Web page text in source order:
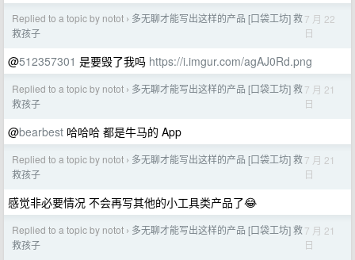
Replied to a topic by notot › 多无聊才能写出这样的产品 [口袋工坊] 救
救孩子
7 月 22
日
@512357301 是要毁了我吗 https://i.imgur.com/agAJ0Rd.png
Replied to a topic by notot › 多无聊才能写出这样的产品 [口袋工坊] 救
救孩子
7 月 21
日
@bearbest 哈哈哈 都是牛马的 App
Replied to a topic by notot › 多无聊才能写出这样的产品 [口袋工坊] 救
救孩子
7 月 21
日
感觉非必要情况 不会再写其他的小工具类产品了😂
Replied to a topic by notot › 多无聊才能写出这样的产品 [口袋工坊] 救
救孩子
7 月 21
日